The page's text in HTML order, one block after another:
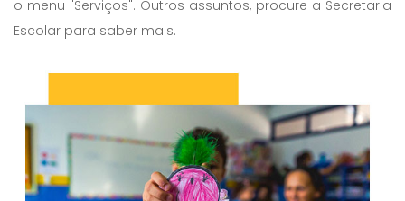
o menu "Serviços". Outros assuntos, procure a Secretaria
Escolar para saber mais.